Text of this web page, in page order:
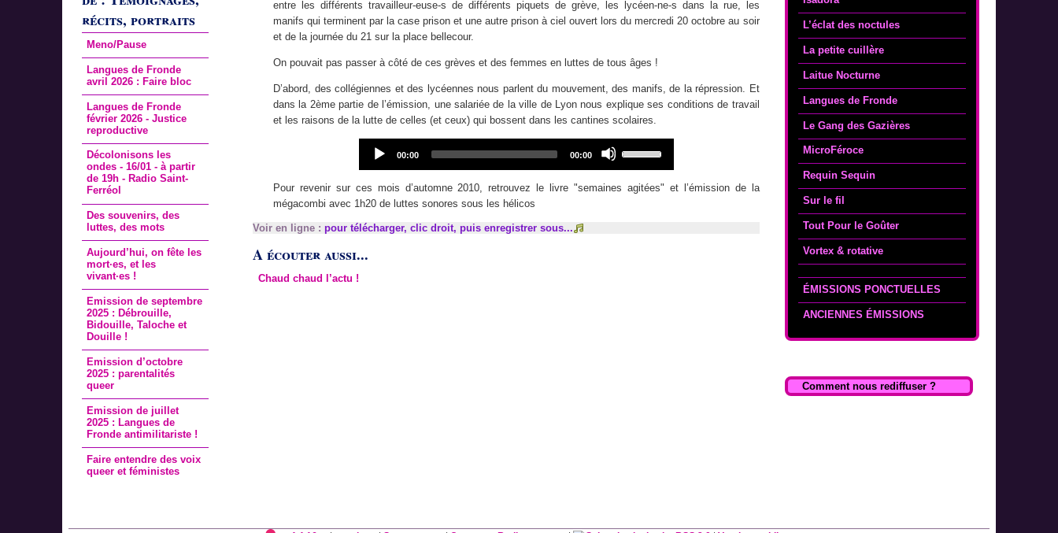
L’éclat des noctules
La petite cuillère
Laitue Nocturne
Langues de Fronde
Le Gang des Gazières
MicroFéroce
Requin Sequin
Sur le fil
Tout Pour le Goûter
Vortex & rotative
ÉMISSIONS PONCTUELLES
ANCIENNES ÉMISSIONS
Comment nous rediffuser ?
récits, portraits
Meno/Pause
Langues de Fronde
avril 2026 : Faire bloc
Langues de Fronde
février 2026 - Justice
reproductive
Décolonisons les
ondes - 16/01 - à partir
de 19h - Radio Saint-
Ferréol
Des souvenirs, des
luttes, des mots
Aujourd’hui, on fête les
mort·es, et les
vivant·es !
Emission de septembre
2025 : Débrouille,
Bidouille, Taloche et
Douille !
Emission d’octobre
2025 : parentalités
queer
Emission de juillet
2025 : Langues de
Fronde antimilitariste !
Faire entendre des voix
queer et féministes
entre les différents travailleur-euse-s de différents piquets de grève, les lycéen-ne-s dans la rue, les
manifs qui terminent par la case prison et une autre prison à ciel ouvert lors du mercredi 20 octobre au soir
et de la journée du 21 sur la place bellecour.
On pouvait pas passer à côté de ces grèves et des femmes en luttes de tous âges !
D’abord, des collégiennes et des lycéennes nous parlent du mouvement, des manifs, de la répression. Et
dans la 2ème partie de l’émission, une salariée de la ville de Lyon nous explique ses conditions de travail
et les raisons de la lutte de celles (et ceux) qui bossent dans les cantines scolaires.
Audio
Player
Current
00:00
Total
00:00
Up/Down
keys
Pour revenir sur ces mois d’automne 2010, retrouvez le livre "semaines agitées" et l’émission de la
mégacombi avec 1h20 de luttes sonores sous les hélicos
Voir en ligne : pour télécharger, clic droit, puis enregistrer sous...
A écouter aussi...
Chaud chaud l’actu !